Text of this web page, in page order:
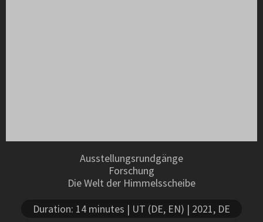
Ausstellungsrundgänge
Forschung
Die Welt der Himmelsscheibe
Duration: 14 minutes | UT (DE, EN) | 2021, DE